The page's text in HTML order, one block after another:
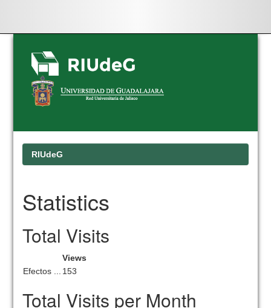
Skip
navigation
RIUdeG
Statistics
Total Visits
Views
Efectos ...
153
Total Visits per Month